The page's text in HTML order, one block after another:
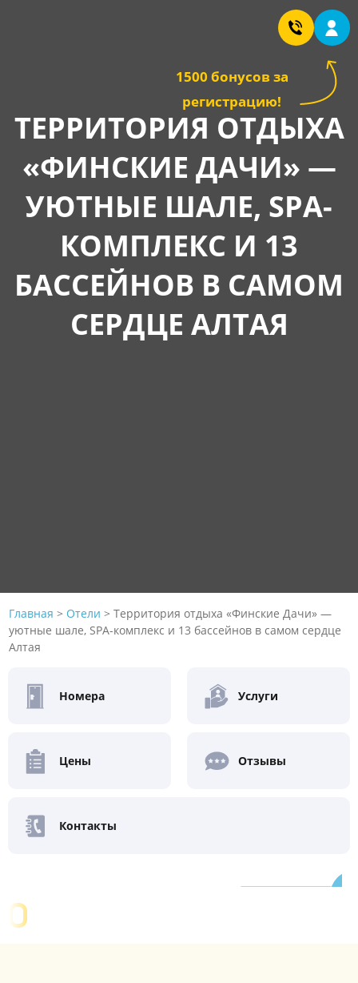
1500 бонусов за
регистрацию!
ТЕРРИТОРИЯ ОТДЫХА
«ФИНСКИЕ ДАЧИ» —
УЮТНЫЕ ШАЛЕ, SPA-
КОМПЛЕКС И 13
БАССЕЙНОВ В САМОМ
СЕРДЦЕ АЛТАЯ
Главная > Отели > Территория отдыха «Финские Дачи» —
уютные шале, SPA-комплекс и 13 бассейнов в самом сердце
Алтая
Номера Услуги
Цены Отзывы
Контакты